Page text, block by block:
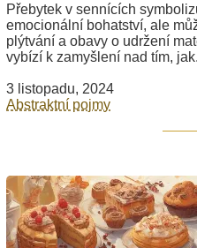
Přebytek v sennících
emocionální bohatství, ale
plýtvání a obavy o udržení
vybízí k zamyšlení nad tím,
3 listopadu, 2024
Abstraktní pojmy